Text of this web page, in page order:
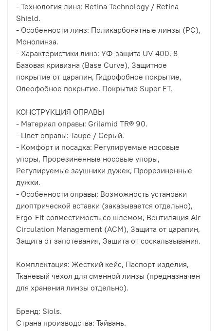
- Технология линз: Retina Technology / Retina
Shield.
- Особенности линз: Поликарбонатные линзы (PC),
Монолинза.
- Характеристики линз: УФ-защита UV 400, 8
Базовая кривизна (Base Curve), Защитное
покрытие от царапин, Гидрофобное покрытие,
Олеофобное покрытие, Покрытие Super ET.
КОНСТРУКЦИЯ ОПРАВЫ
- Материал оправы: Grilamid TR® 90.
- Цвет оправы: Taupe / Серый.
- Комфорт и посадка: Регулируемые носовые
упоры, Прорезиненные носовые упоры,
Регулируемые заушники дужек, Прорезиненные
дужки.
- Особенности оправы: Возможность установки
диоптрической вставки (заказывается отдельно),
Ergo-Fit совместимость со шлемом, Вентиляция Air
Circulation Management (АСМ), Защита от царапин,
Защита от запотевания, Защита от соскальзывания.
Комплектация: Жесткий кейс, Паспорт изделия,
Тканевый чехол для сменной линзы (предназначен
для хранения линзы отдельно).
Бренд: Siols.
Страна производства: Тайвань.